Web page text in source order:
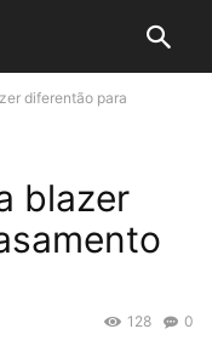
diferentão para
blazer
0
128